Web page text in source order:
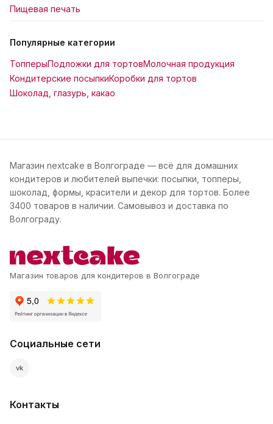
Пищевая печать
Популярные категории
ТопперыПодложки для тортовМолочная продукция
Кондитерские посыпкиКоробки для тортов
Шоколад, глазурь, какао
Магазин nextcake в Волгограде — всё для домашних
кондитеров и любителей выпечки: посыпки, топперы,
шоколад, формы, красители и декор для тортов. Более
3400 товаров в наличии. Самовывоз и доставка по
Волгограду.
Магазин товаров для кондитеров в Волгограде
Социальные сети
vk
Контакты